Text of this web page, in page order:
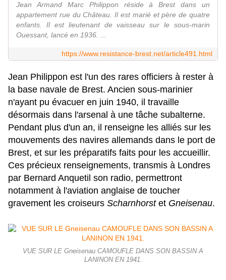
Jean Armand Marc Philippon réside à Brest dans un
appartement rue du Château. Il est marié et père de quatre
enfants. Il est lieutenant de vaisseau sur le sous-marin
Ouessant, lancé en 1936. ...
https://www.resistance-brest.net/article491.html
Jean Philippon est l'un des rares officiers à rester à
la base navale de Brest. Ancien sous-marinier
n'ayant pu évacuer en juin 1940, il travaille
désormais dans l'arsenal à une tâche subalterne.
Pendant plus d'un an, il renseigne les alliés sur les
mouvements des navires allemands dans le port de
Brest, et sur les préparatifs faits pour les accueillir.
Ces précieux renseignements, transmis à Londres
par Bernard Anquetil son radio, permettront
notamment à l'aviation anglaise de toucher
gravement les croiseurs Scharnhorstet Gneisenau.
VUE SUR LE Gneisenau CAMOUFLE DANS SON BASSIN A
LANINON EN 1941.